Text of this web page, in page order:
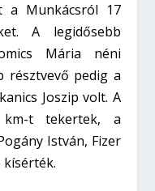
a Munkácsról 17
A legidősebb
Mária néni
résztvevő pedig a
Joszip volt. A
km-t tekertek, a
István, Fizer
kísérték.